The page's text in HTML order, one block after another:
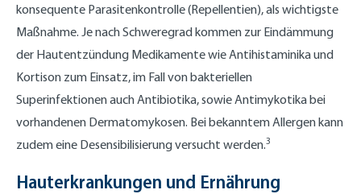
konsequente Parasitenkontrolle (Repellentien), als wichtigste
Maßnahme. Je nach Schweregrad kommen zur Eindämmung
der Hautentzündung Medikamente wie Antihistaminika und
Kortison zum Einsatz, im Fall von bakteriellen
Superinfektionen auch Antibiotika, sowie Antimykotika bei
vorhandenen Dermatomykosen. Bei bekanntem Allergen kann
zudem eine Desensibilisierung versucht werden.3
Hauterkrankungen und Ernährung